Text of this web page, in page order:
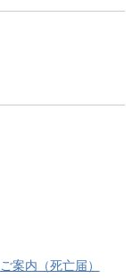
案内（死亡届）